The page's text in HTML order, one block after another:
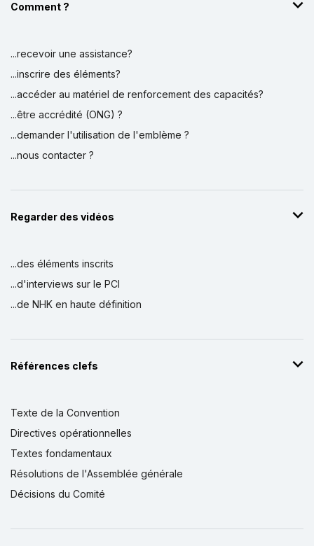
Comment ?
...recevoir une assistance?
...inscrire des éléments?
...accéder au matériel de renforcement des capacités?
...être accrédité (ONG) ?
...demander l'utilisation de l'emblème ?
...nous contacter ?
Regarder des vidéos
...des éléments inscrits
...d'interviews sur le PCI
...de NHK en haute définition
Références clefs
Texte de la Convention
Directives opérationnelles
Textes fondamentaux
Résolutions de l'Assemblée générale
Décisions du Comité